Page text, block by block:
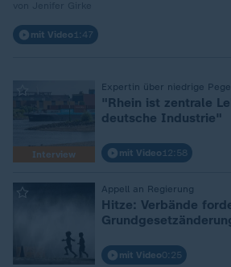
mit Video 1:47
Interview
Expertin über niedrige
:
"Rhein ist zentrale
deutsche Industrie"
mit Video 12:58
Appell an Regierung
:
Hitze: Verbände
mit Video0:25